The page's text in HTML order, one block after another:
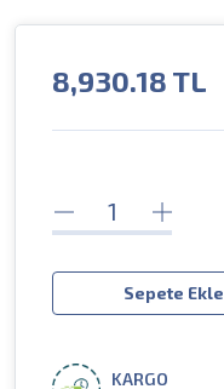
8,930.18 TL
Sepete Ekle
KARGO